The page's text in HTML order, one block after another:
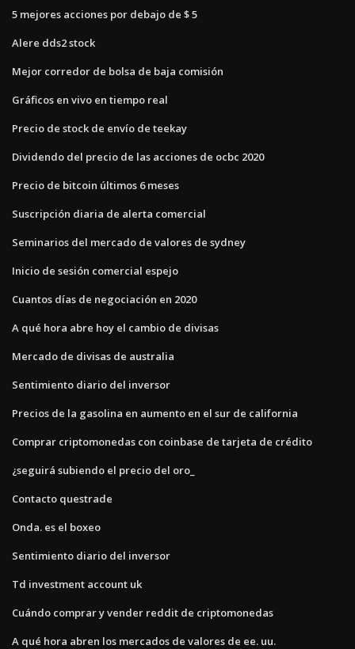
5 mejores acciones por debajo de $ 5
Alere dds2 stock
Mejor corredor de bolsa de baja comisión
Gráficos en vivo en tiempo real
Precio de stock de envío de teekay
Dividendo del precio de las acciones de ocbc 2020
Precio de bitcoin últimos 6 meses
Suscripción diaria de alerta comercial
Seminarios del mercado de valores de sydney
Inicio de sesión comercial espejo
Cuantos días de negociación en 2020
A qué hora abre hoy el cambio de divisas
Mercado de divisas de australia
Sentimiento diario del inversor
Precios de la gasolina en aumento en el sur de california
Comprar criptomonedas con coinbase de tarjeta de crédito
¿seguirá subiendo el precio del oro_
Contacto questrade
Onda. es el boxeo
Sentimiento diario del inversor
Td investment account uk
Cuándo comprar y vender reddit de criptomonedas
A qué hora abren los mercados de valores de ee. uu.